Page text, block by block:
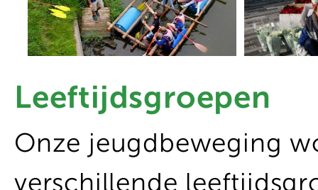
Leeftijdsgroepen
Onze jeugdbeweging
verschillende